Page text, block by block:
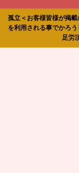
孤立＜お客様皆様が掲
を利用される事でかろ
足労